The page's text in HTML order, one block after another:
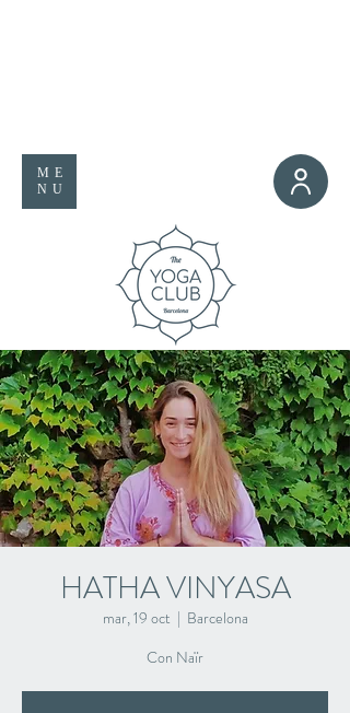
ME
NU
HATHA VINYASA
mar, 19 oct
  |
Barcelona
Con Naïr